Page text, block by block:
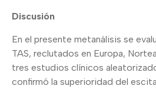
Discusión
En el presente metanálisis se
TAS, reclutados en Europa,
tres estudios clínicos
confirmó la superioridad del